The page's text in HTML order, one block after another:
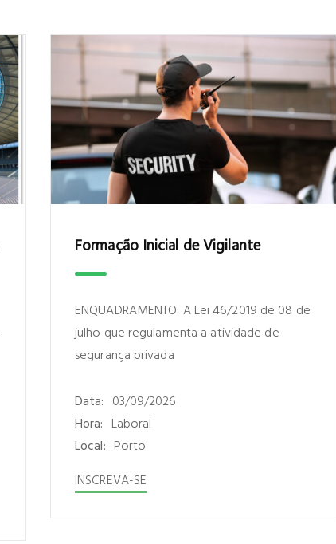
Formação Inicial de Vigilante
ENQUADRAMENTO: A Lei 46/2019 de 08 de
julho que regulamenta a atividade de
segurança privada
Data: 03/09/2026
Hora: Laboral
Local: Porto
INSCREVA-SE